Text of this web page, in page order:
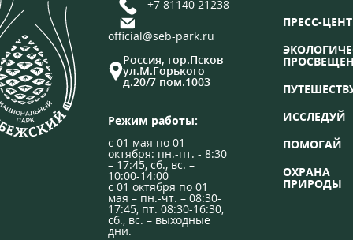
+7 81140 21238
official@seb-park.ru
Россия, гор.Псков
ул.М.Горького
д.20/7 пом.1003
Режим работы:
с 01 мая по 01
октября: пн.-пт. - 8:30
– 17:45, сб., вс. –
10:00-14:00
с 01 октября по 01
мая – пн.-чт. – 08:30-
17:45, пт. 08:30-16:30,
сб., вс. – выходные
дни.
ПРЕСС-
ИССЛЕДУЙ
ПОМОГАЙ
ОХРАНА
ПРИРОДЫ